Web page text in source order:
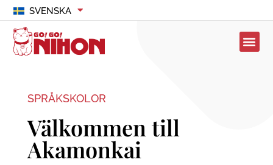
SVENSKA
SPRÅKSKOLOR
Välkommen till
Akamonkai